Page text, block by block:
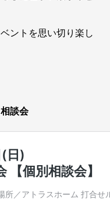
ントを思い切り楽し
談会